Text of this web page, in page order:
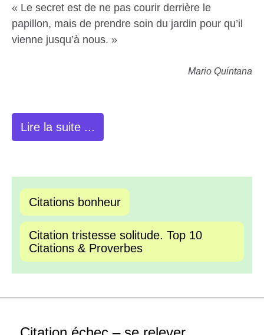
« Le secret est de ne pas courir derrière le
papillon, mais de prendre soin du jardin pour qu’il
vienne jusqu’à nous. »
Mario Quintana
Lire la suite ...
Citations bonheur
Citation tristesse solitude. Top 10
Citations & Proverbes